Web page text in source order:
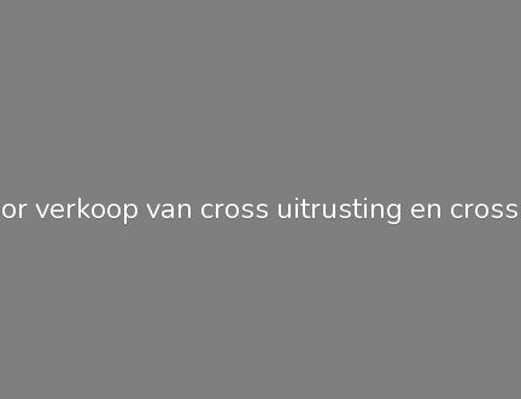
verkoop van cross uitrusting en